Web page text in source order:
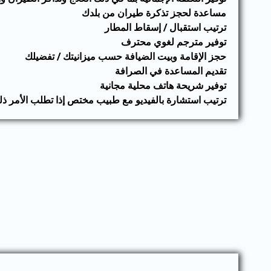
مساعدة لحجز تذكرة طيران من بلدك
ترتيب استقبال / إسقاط المطار
توفير مترجم لغوي محترف
حجز الإقامة وبيت الضيافة حسب ميزانيتك / تفضيلك
تقديم المساعدة في الصرافة
توفير شريحة هاتف محلية مجانية
ترتيب استشارة بالفيديو مع طبيب مختص إذا تطلب الأمر